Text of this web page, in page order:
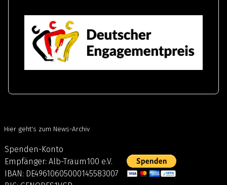
Hier geht's zum News-Archiv
Spenden-Konto
Empfänger: Alb-Traum100 e.V.
IBAN: DE49610605000145583007